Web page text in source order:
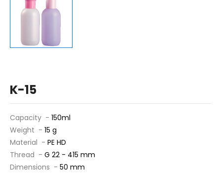
K-15
Capacity - 150ml
Weight - 15 g
Material - PE HD
Thread - G 22 - 415 mm
Dimensions - 50 mm